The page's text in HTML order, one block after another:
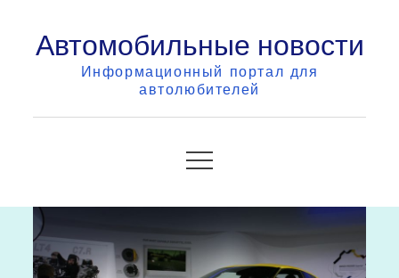
contentАвтомобильные новости
Информационный портал для
автолюбителей